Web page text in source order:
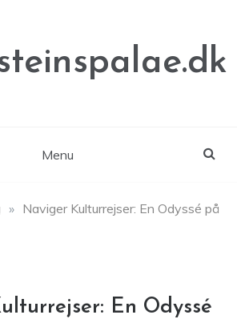
Menu
» Naviger Kulturrejser: En Odyssé på
En Odyssé